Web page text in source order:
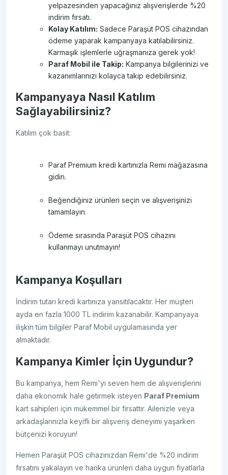
yelpazesinden yapacağınız alışverişlerde %20
indirim fırsatı.
Kolay Katılım: Sadece Paraşüt POS cihazından
ödeme yaparak kampanyaya katılabilirsiniz.
Karmaşık işlemlerle uğraşmanıza gerek yok!
Paraf Mobil ile Takip: Kampanya bilgilerinizi ve
kazanımlarınızı kolayca takip edebilirsiniz.
Kampanyaya Nasıl Katılım
Sağlayabilirsiniz?
Katılım çok basit:
Paraf Premium kredi kartınızla Remi mağazasına
gidin.
Beğendiğiniz ürünleri seçin ve alışverişinizi
tamamlayın.
Ödeme sırasında Paraşüt POS cihazını
kullanmayı unutmayın!
Kampanya Koşulları
İndirim tutarı kredi kartınıza yansıtılacaktır. Her müşteri
ayda en fazla 1000 TL indirim kazanabilir. Kampanyaya
ilişkin tüm bilgiler Paraf Mobil uygulamasında yer
almaktadır.
Kampanya Kimler İçin Uygundur?
Bu kampanya, hem Remi'yi seven hem de alışverişlerini
daha ekonomik hale getirmek isteyen Paraf Premium
kart sahipleri için mükemmel bir fırsattır. Ailenizle veya
arkadaşlarınızla keyifli bir alışveriş deneyimi yaşarken
bütçenizi koruyun!
Hemen Paraşüt POS cihazınızdan Remi'de %20 indirim
fırsatını yakalayın ve harika ürünleri daha uygun fiyatlarla